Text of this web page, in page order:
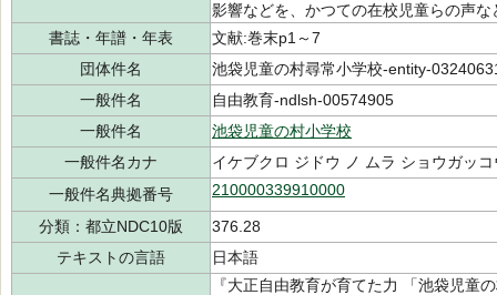
影響などを、かつての在校児童らの声
書誌・年譜・年表
文献:巻末p1～7
団体件名
池袋児童の村尋常小学校-entity-
一般件名
自由教育-ndlsh-00574905
一般件名
池袋児童の村小学校
一般件名カナ
イケブクロ ジドウ ノ ムラ ショウガッコ
一般件名典拠番号
210000339910000
分類：都立NDC10版
376.28
テキストの言語
日本語
『大正自由教育が育てた力 「池袋児